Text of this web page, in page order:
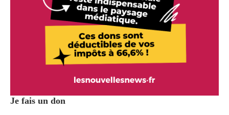
Je fais un don